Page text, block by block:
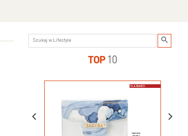
TOP10